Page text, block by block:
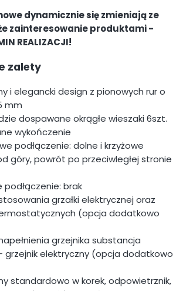
dynamicznie się zmieniają ze
zainteresowanie produktami -
REALIZACJI!
zalety
i elegancki design z pionowych rur o
mm
dospawane okrągłe wieszaki 6szt.
wykończenie
podłączenie: dolne i krzyżowe
góry, powrót po przeciwległej stronie
podłączenie: brak
grzałki elektrycznej oraz
(opcja dodatkowo
grzejnika substancja
grzejnik elektryczny (opcja dodatkowo
standardowo w korek, odpowietrznik,